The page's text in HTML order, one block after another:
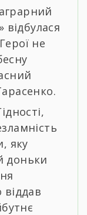
відбулася
не
яку
доньки